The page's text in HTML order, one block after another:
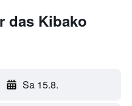
das Kibako
Sa 15.8.